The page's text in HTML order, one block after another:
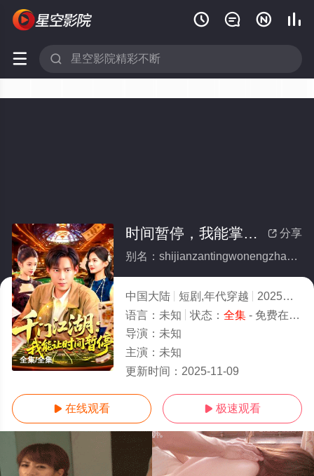
   
 
全集/全集
 分享
时间暂停，我能掌控一切＆千门江湖我能让时间暂停(全集)
别名：shijianzantingwonengzhangkongyiqieqianmenjianghuwonengrangshijianzanting
中国大陆 短剧,年代穿越 2025
10.0
语言： 未知 状态： 全集- 免费在线观看
导演： 未知
主演： 未知
更新时间： 2025-11-09
 在线观看  极速观看